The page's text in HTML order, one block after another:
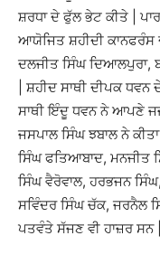
ਸ਼ਰਧਾ ਦੇ ਫੁੱਲ ਭੇਟ ਕੀਤੇ |
ਆਯੋਜਿਤ ਸ਼ਹੀਦੀ ਕਾਨਫਰੰਸ
ਦਲਜੀਤ ਸਿੰਘ ਦਿਆਲਪੁਰਾ,
| ਸ਼ਹੀਦ ਸਾਥੀ ਦੀਪਕ
ਸਾਥੀ ਇੰਦੂ ਧਵਨ ਨੇ ਆਪਣੇ
ਜਸਪਾਲ ਸਿੰਘ ਝਬਾਲ ਨੇ
ਸਿੰਘ ਫਤਿਆਬਾਦ, ਮਨਜੀਤ
ਸਿੰਘ ਵੈਰੋਵਾਲ, ਹਰਭਜਨ
ਸਵਿੰਦਰ ਸਿੰਘ ਚੱਕ, ਜਰਨੈਲ
ਪਤਵੰਤੇ ਸੱਜਣ ਵੀ ਹਾਜ਼ਰ ਸਨ |